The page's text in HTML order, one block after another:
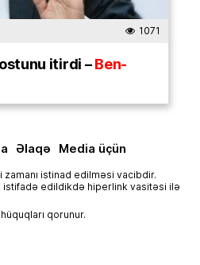
1071
itirdi –Ben-
Əlaqə Media üçün
zamanı istinad edilməsi vacibdir.
edildikdə hiperlink vasitəsi ilə
qorunur.